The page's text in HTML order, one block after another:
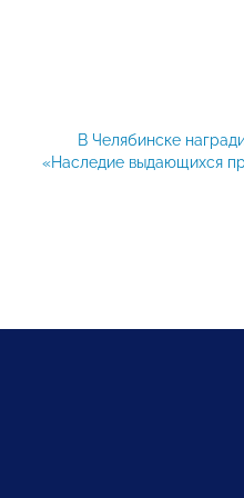
В Челябинске
«Наследие выдающихся